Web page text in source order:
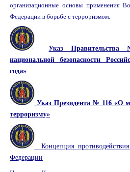
организационные основы применения
Федерации в борьбе с терроризмом.
Указ
национальной безопасности
года»
Указ Президента № 116 «О
терроризму»
Концепция
Федерации